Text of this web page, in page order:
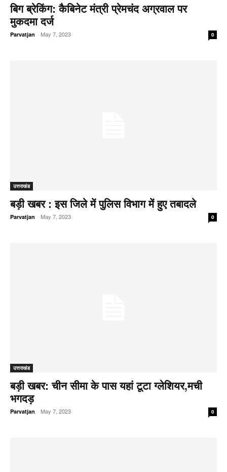
बिग ब्रेकिंग: कैबिनेट मंत्री प्रेमचंद अग्रवाल पर
मुकदमा दर्ज
Parvatjan -May 7, 2023 0
उत्तराखंड
बड़ी खबर : इस जिले में पुलिस विभाग में हुए तबादले
Parvatjan -May 7, 2023 0
उत्तराखंड
बड़ी खबर: चीन सीमा के पास यहां टूटा ग्लेशियर,मची
भगदड़
Parvatjan -May 7, 2023 0